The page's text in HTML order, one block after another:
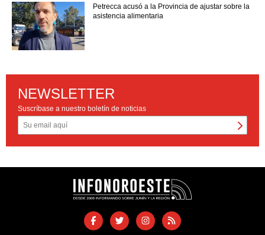
Petrecca acusó a la Provincia de ajustar sobre la
asistencia alimentaria
NEWSLETTER
Suscríbase a nuestro boletín de noticias